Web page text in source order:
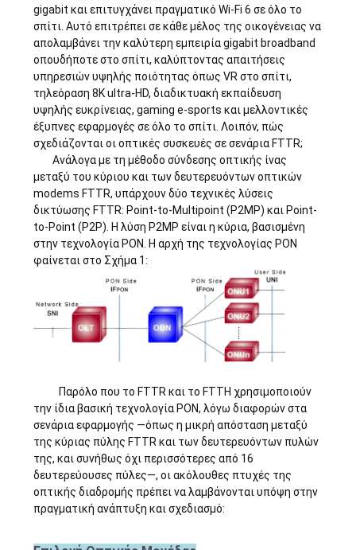
gigabit και επιτυγχάνει πραγματικό Wi-Fi 6 σε όλο το
σπίτι. Αυτό επιτρέπει σε κάθε μέλος της οικογένειας να
απολαμβάνει την καλύτερη εμπειρία gigabit broadband
οπουδήποτε στο σπίτι, καλύπτοντας απαιτήσεις
υπηρεσιών υψηλής ποιότητας όπως VR στο σπίτι,
τηλεόραση 8K ultra-HD, διαδικτυακή εκπαίδευση
υψηλής ευκρίνειας, gaming e-sports και μελλοντικές
έξυπνες εφαρμογές σε όλο το σπίτι. Λοιπόν, πώς
σχεδιάζονται οι οπτικές συσκευές σε σενάρια FTTR;
Ανάλογα με τη μέθοδο σύνδεσης οπτικής ίνας
μεταξύ του κύριου και των δευτερευόντων οπτικών
modems FTTR, υπάρχουν δύο τεχνικές λύσεις
δικτύωσης FTTR: Point-to-Multipoint (P2MP) και Point-
to-Point (P2P). Η λύση P2MP είναι η κύρια, βασισμένη
στην τεχνολογία PON. Η αρχή της τεχνολογίας PON
φαίνεται στο Σχήμα 1:
Παρόλο που το FTTR και το FTTH χρησιμοποιούν
την ίδια βασική τεχνολογία PON, λόγω διαφορών στα
σενάρια εφαρμογής —όπως η μικρή απόσταση μεταξύ
της κύριας πύλης FTTR και των δευτερευόντων πυλών
της, και συνήθως όχι περισσότερες από 16
δευτερεύουσες πύλες—, οι ακόλουθες πτυχές της
οπτικής διαδρομής πρέπει να λαμβάνονται υπόψη στην
πραγματική ανάπτυξη και σχεδιασμό: